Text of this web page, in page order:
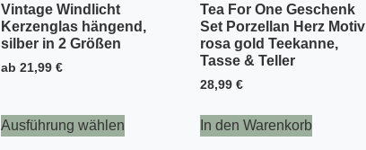
Vintage Windlicht
Kerzenglas hängend,
silber in 2 Größen
ab21,99€
Ausführung wählen
Tea For One Geschenk
Set Porzellan Herz Motiv
rosa gold Teekanne,
Tasse & Teller
28,99 €
In den Warenkorb